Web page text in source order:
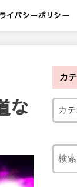
イバシーポリシー
な
カ